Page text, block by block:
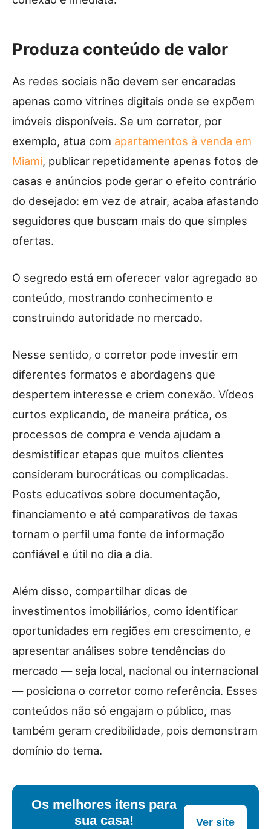
Produza conteúdo de valor
As redes sociais não devem ser encaradas
apenas como vitrines digitais onde se expõem
imóveis disponíveis. Se um corretor, por
exemplo, atua com apartamentos à venda em
Miami, publicar repetidamente apenas fotos de
casas e anúncios pode gerar o efeito contrário
do desejado: em vez de atrair, acaba afastando
seguidores que buscam mais do que simples
ofertas.
O segredo está em oferecer valor agregado ao
conteúdo, mostrando conhecimento e
construindo autoridade no mercado.
Nesse sentido, o corretor pode investir em
diferentes formatos e abordagens que
despertem interesse e criem conexão. Vídeos
curtos explicando, de maneira prática, os
processos de compra e venda ajudam a
desmistificar etapas que muitos clientes
consideram burocráticas ou complicadas.
Posts educativos sobre documentação,
financiamento e até comparativos de taxas
tornam o perfil uma fonte de informação
confiável e útil no dia a dia.
Além disso, compartilhar dicas de
investimentos imobiliários, como identificar
oportunidades em regiões em crescimento, e
apresentar análises sobre tendências do
mercado — seja local, nacional ou internacional
— posiciona o corretor como referência. Esses
conteúdos não só engajam o público, mas
também geram credibilidade, pois demonstram
domínio do tema.
Os melhores itens para
sua casa!
Ver site